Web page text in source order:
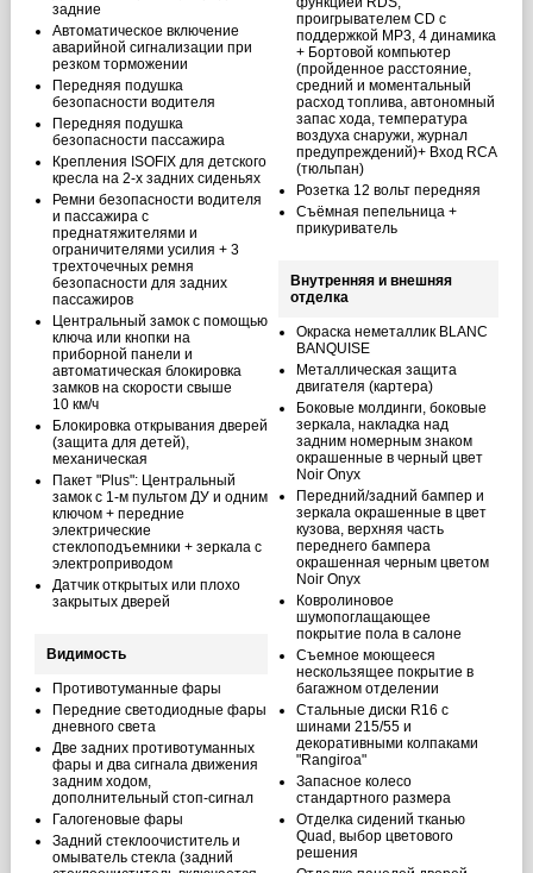
задние
Автоматическое включение
аварийной сигнализации при
резком торможении
Передняя подушка
безопасности водителя
Передняя подушка
безопасности пассажира
Крепления ISOFIX для детского
кресла на 2-х задних сиденьях
Ремни безопасности водителя
и пассажира с
преднатяжителями и
ограничителями усилия + 3
трехточечных ремня
безопасности для задних
пассажиров
Центральный замок с помощью
ключа или кнопки на
приборной панели и
автоматическая блокировка
замков на скорости свыше
10 км/ч
Блокировка открывания дверей
(защита для детей),
механическая
Пакет "Plus": Центральный
замок с 1-м пультом ДУ и одним
ключом + передние
электрические
стеклоподъемники + зеркала с
электроприводом
Датчик открытых или плохо
закрытых дверей
Видимость
Противотуманные фары
Передние светодиодные фары
дневного света
Две задних противотуманных
фары и два сигнала движения
задним ходом,
дополнительный стоп-сигнал
Галогеновые фары
Задний стеклоочиститель и
омыватель стекла (задний
проигрывателем CD с
поддержкой MP3, 4 динамика
+ Бортовой компьютер
(пройденное расстояние,
средний и моментальный
расход топлива, автономный
запас хода, температура
воздуха снаружи, журнал
предупреждений)+ Вход RCA
(тюльпан)
Розетка 12 вольт передняя
Съёмная пепельница +
прикуриватель
Внутренняя и внешняя
отделка
Окраска неметаллик BLANC
BANQUISE
Металлическая защита
двигателя (картера)
Боковые молдинги, боковые
зеркала, накладка над
задним номерным знаком
окрашенные в черный цвет
Noir Onyx
Передний/задний бампер и
зеркала окрашенные в цвет
кузова, верхняя часть
переднего бампера
окрашенная черным цветом
Noir Onyx
Ковролиновое
шумопоглащающее
покрытие пола в салоне
Cъемное моющееся
нескользящее покрытие в
багажном отделении
Стальные диски R16 с
шинами 215/55 и
декоративными колпаками
"Rangiroa"
Запасное колесо
стандартного размера
Отделка сидений тканью
Quad, выбор цветового
решения